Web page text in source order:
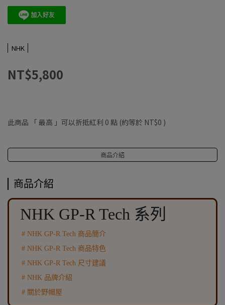
NHK
NT$5,800
此商品 「 最高 」可以折抵紅利 0 點 (約等於 NT$0 )
商品介紹
商品介紹
NHK GP-R Tech 系列
# NHK GP-R Tech 商品簡介
# NHK GP-R Tech 商品特色
# NHK GP-R Tech 尺寸建議
# NHK 品牌介紹
# 關於野帽屋